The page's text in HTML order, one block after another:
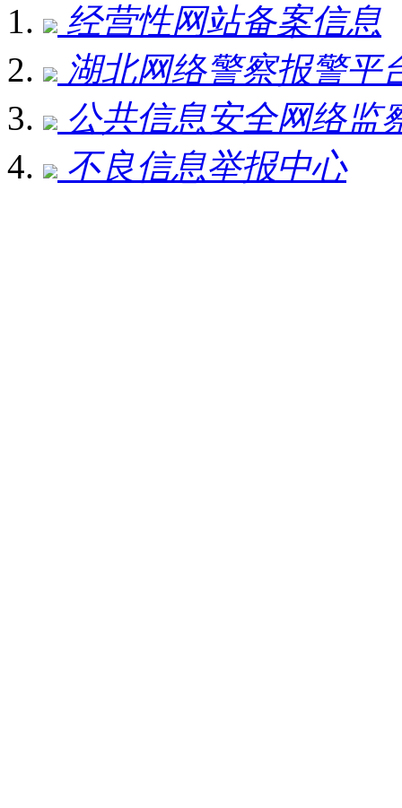
经营性网站备案信息
湖北网络警察报警平
公共信息安全网络监
不良信息举报中心